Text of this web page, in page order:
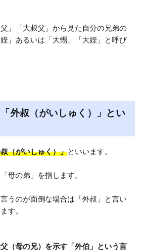
」「大叔父」から見た自分の兄弟の
」あるいは「大甥」「大姪」と呼び
外叔（がいしゅく）」とい
（がいしゅく）」といいます。
母の弟」を指します。
言うのが面倒な場合は「外叔」と言い
す。
（母の兄）を示す「外伯」という言